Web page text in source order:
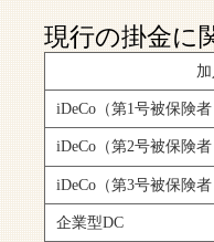
現行の掛金に
iDeCo（第1号被保険
iDeCo（第2号被保険
iDeCo（第3号被保険
企業型DC